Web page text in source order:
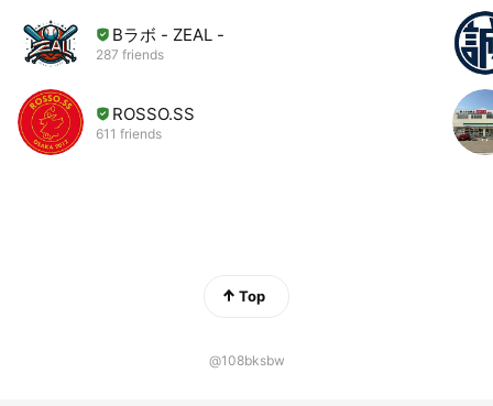
Bラボ - ZEAL -
287 friends
ROSSO.SS
611 friends
Top
@108bksbw